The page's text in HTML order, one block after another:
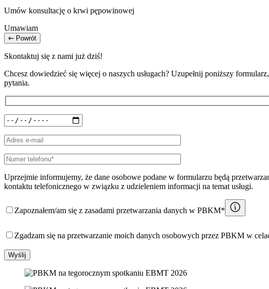
Umów konsultację o krwi pępowinowej
Umawiam
Powrót
Skontaktuj się z nami już dziś!
Chcesz dowiedzieć się więcej o naszych usługach? Uzupełnij poniższy
pytania.
Uprzejmie informujemy, że dane osobowe podane w formularzu będą
kontaktu telefonicznego w związku z udzieleniem informacji na temat usługi.
Zapoznałem/am się z zasadami przetwarzania danych w PBKM*
Zgadzam się na przetwarzanie moich danych osobowych przez PBKM w
Wyślij